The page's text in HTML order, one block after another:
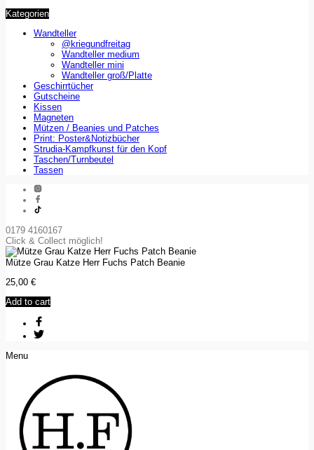
Kategorien
Wandteller
@kriegundfreitag
Wandteller medium
Wandteller mini
Wandteller groß/Platte
Geschirrtücher
Gutscheine
Kissen
Magneten
Mützen / Beanies und Patches
Print: Poster&Notizbücher
Strudia-Kampfkunst für den Kopf
Taschen/Turnbeutel
Tassen
0179 4160167
Click & Collect möglich!
Mütze Grau Katze Herr Fuchs Patch Beanie
25,00 €
Add to cart
Menu